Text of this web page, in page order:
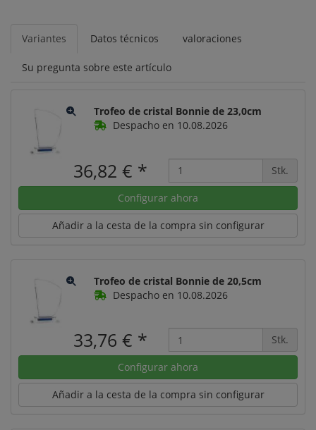
Variantes Datos técnicos valoraciones
Su pregunta sobre este artículo
Trofeo de cristal Bonnie de 23,0cm
Despacho en 10.08.2026
36,82 € * Stk.
Configurar ahora
Añadir a la cesta de la compra sin configurar
Trofeo de cristal Bonnie de 20,5cm
Despacho en 10.08.2026
33,76 € * Stk.
Configurar ahora
Añadir a la cesta de la compra sin configurar